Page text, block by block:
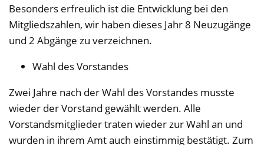
Besonders erfreulich ist die Entwicklung bei den
Mitgliedszahlen, wir haben dieses Jahr 8 Neuzugänge
und 2 Abgänge zu verzeichnen.
Wahl des Vorstandes
Zwei Jahre nach der Wahl des Vorstandes musste
wieder der Vorstand gewählt werden. Alle
Vorstandsmitglieder traten wieder zur Wahl an und
wurden in ihrem Amt auch einstimmig bestätigt. Zum